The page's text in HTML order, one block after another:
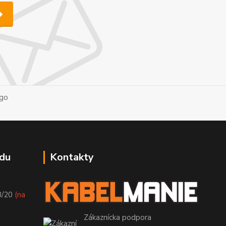
20 (na
Kontakty
Zákaznícka podpora